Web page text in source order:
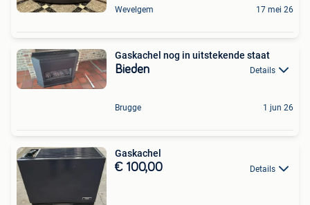
Wevelgem 17 mei 26
Gaskachel nog in uitstekende staat
Bieden Details
Brugge 1 jun 26
Gaskachel
€ 100,00 Details